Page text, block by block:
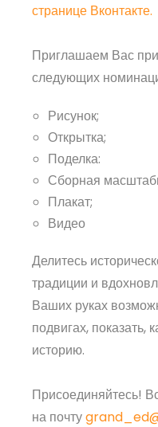
странице Вконтакте.
Приглашаем Вас
следующих
Рисунок;
Открытка;
Поделка:
Сборная
Плакат;
Видео
Делитесь
традиции и
Ваших руках
подвигах, показать,
историю.
Присоединяйтесь!
на почту